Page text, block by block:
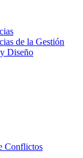
de la Gestión
Diseño
Conflictos